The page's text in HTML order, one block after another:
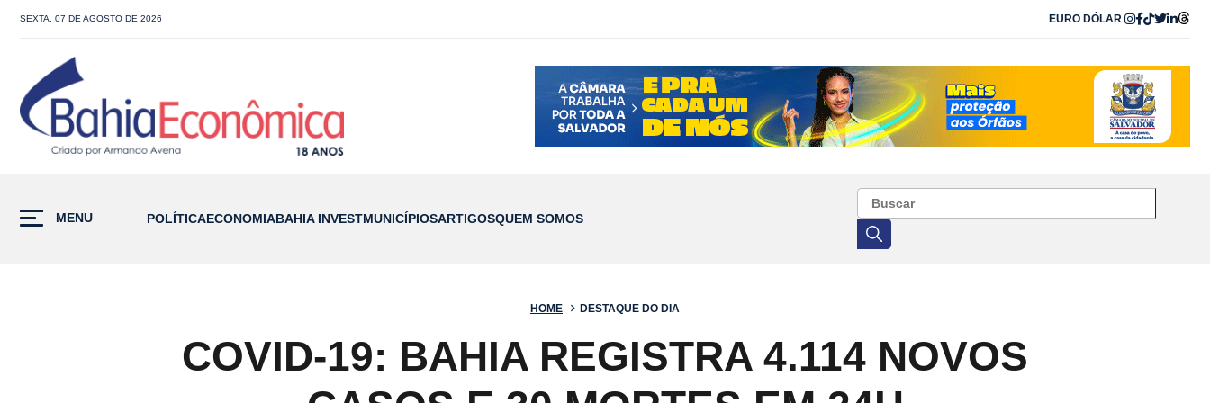
SEXTA, 07 DE AGOSTO DE 2026 EURO DÓLAR
MENU POLÍTICAECONOMIABAHIA INVESTMUNICÍPIOSARTIGOSQUEM SOMOS
HOME DESTAQUE DO DIA
COVID-19: BAHIA REGISTRA 4.114 NOVOS